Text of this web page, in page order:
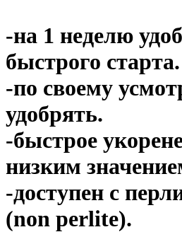
-на 1 неделю
быстрого старта.
-по своему
удобрять.
-быстрое
низким
-доступен с
(non perlite).